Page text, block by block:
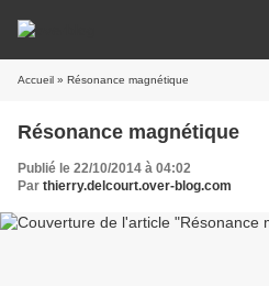
Accueil » Résonance magnétique
Résonance magnétique
Publié le 22/10/2014 à 04:02
Par thierry.delcourt.over-blog.com